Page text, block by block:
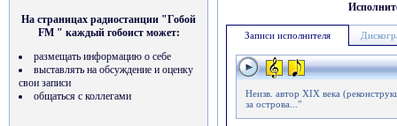
На страницах радиостанции "Гобой
FM " каждый гобоист может:
размещать информацию о себе
выставлять на обсуждение и оценку
свои записи
общаться с коллегами
Записи исполнителя
Неизв. автор XIX века
за острова..."